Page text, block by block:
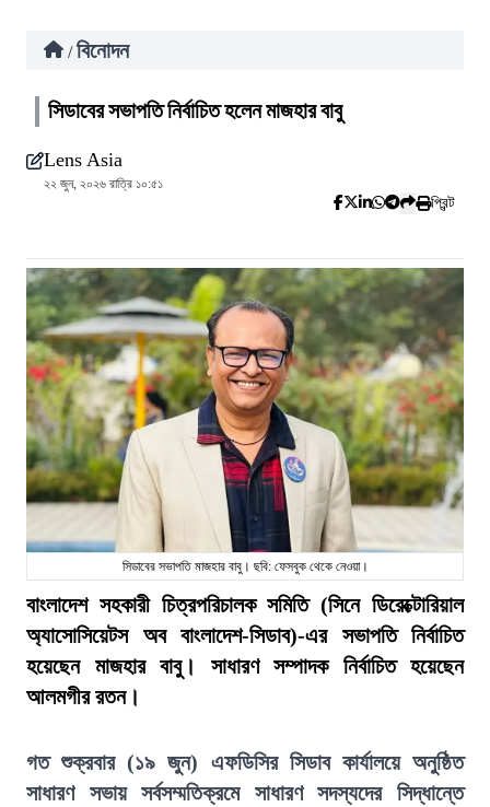
/ বিনোদন
সিডাবের সভাপতি নির্বাচিত হলেন মাজহার বাবু
Lens Asia
২২ জুন, ২০২৬ রাত্রি ১০:৫১
প্রিন্ট
সিডাবের সভাপতি মাজহার বাবু। ছবি: ফেসবুক থেকে নেওয়া।
বাংলাদেশ সহকারী চিত্রপরিচালক সমিতি (সিনে ডিরেক্টোরিয়াল
অ্যাসোসিয়েটস অব বাংলাদেশ-সিডাব)-এর সভাপতি নির্বাচিত
হয়েছেন মাজহার বাবু। সাধারণ সম্পাদক নির্বাচিত হয়েছেন
আলমগীর রতন।
গত শুক্রবার (১৯ জুন) এফডিসির সিডাব কার্যালয়ে অনুষ্ঠিত
সাধারণ সভায় সর্বসম্মতিক্রমে সাধারণ সদস্যদের সিদ্ধান্তে